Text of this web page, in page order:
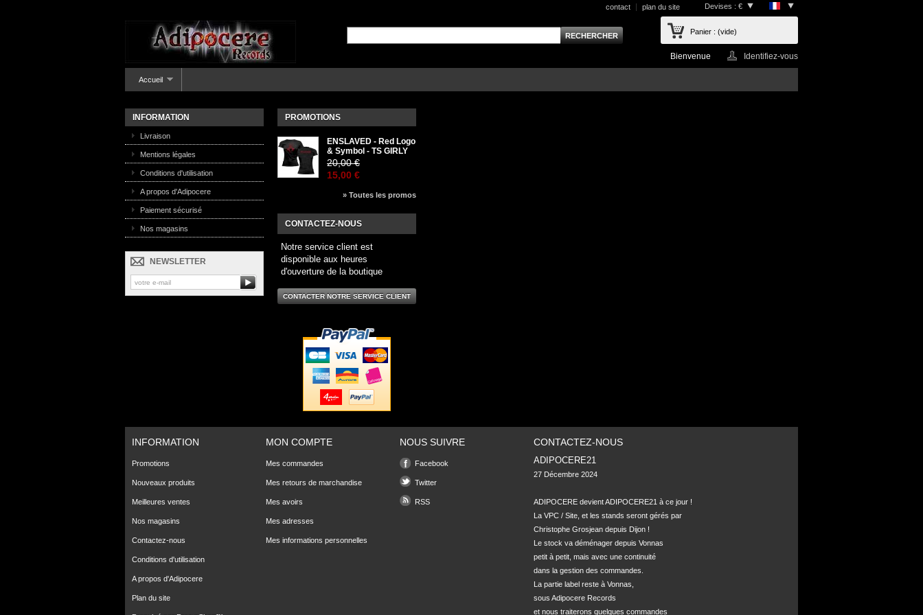
Devises : €
contact plan du site
Panier : (vide)
Bienvenue Identifiez-vous
Accueil
INFORMATION
Livraison
Mentions légales
Conditions d'utilisation
A propos d'Adipocere
Paiement sécurisé
Nos magasins
NEWSLETTER
PROMOTIONS
ENSLAVED - Red Logo
& Symbol - TS GIRLY
20,00 €
15,00 €
» Toutes les promos
CONTACTEZ-NOUS
Notre service client est
disponible aux heures
d'ouverture de la boutique
CONTACTER NOTRE SERVICE CLIENT
INFORMATION
Promotions
Nouveaux produits
Meilleures ventes
Nos magasins
Contactez-nous
Conditions d'utilisation
A propos d'Adipocere
Plan du site
MON COMPTE
Mes commandes
Mes retours de marchandise
Mes avoirs
Mes adresses
Mes informations personnelles
NOUS SUIVRE
Facebook
Twitter
RSS
CONTACTEZ-NOUS
ADIPOCERE21
27 Décembre 2024
ADIPOCERE devient ADIPOCERE21 à ce jour !
La VPC / Site, et les stands seront gérés par
Christophe Grosjean depuis Dijon !
Le stock va déménager depuis Vonnas
petit à petit, mais avec une continuité
dans la gestion des commandes.
La partie label reste à Vonnas,
sous Adipocere Records
et nous traiterons quelques commandes